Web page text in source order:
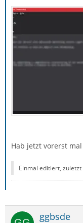
Hab jetzt vorerst
Einmal editiert, zuletzt
ggbsde